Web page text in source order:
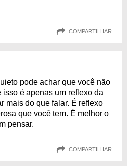
COMPARTILHAR
pode achar que você não
é apenas um reflexo da
mais do que falar. É reflexo
que você tem. É melhor o
pensar.
COMPARTILHAR